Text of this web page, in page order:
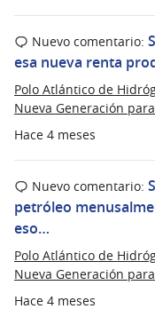
Hace 4 meses
Nuevo comentario:
esa nueva renta
Polo Atlántico de
Nueva Generación
Hace 4 meses
Nuevo comentario:
petróleo
eso…
Polo Atlántico de
Nueva Generación